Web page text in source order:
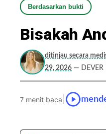
Berdasarkan bukti
Bisakah
ditinjau secara
29, 2026 — DEVER
7 menit baca